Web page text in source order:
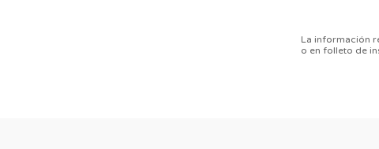
La información
o en folleto de